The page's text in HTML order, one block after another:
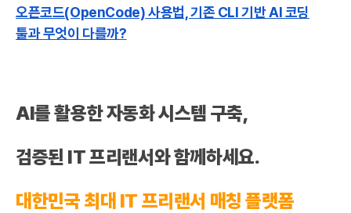
오픈코드(OpenCode) 사용법, 기존 CLI 기반 AI 코딩
툴과 무엇이 다를까?
AI를 활용한 자동화 시스템 구축,
검증된 IT 프리랜서와 함께하세요.
대한민국 최대 IT 프리랜서 매칭 플랫폼